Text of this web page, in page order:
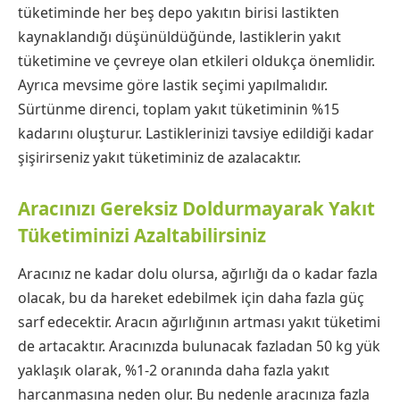
tüketiminde her beş depo yakıtın birisi lastikten
kaynaklandığı düşünüldüğünde, lastiklerin yakıt
tüketimine ve çevreye olan etkileri oldukça önemlidir.
Ayrıca mevsime göre lastik seçimi yapılmalıdır.
Sürtünme direnci, toplam yakıt tüketiminin %15
kadarını oluşturur. Lastiklerinizi tavsiye edildiği kadar
şişirirseniz yakıt tüketiminiz de azalacaktır.
Aracınızı Gereksiz Doldurmayarak Yakıt
Tüketiminizi Azaltabilirsiniz
Aracınız ne kadar dolu olursa, ağırlığı da o kadar fazla
olacak, bu da hareket edebilmek için daha fazla güç
sarf edecektir. Aracın ağırlığının artması yakıt tüketimi
de artacaktır. Aracınızda bulunacak fazladan 50 kg yük
yaklaşık olarak, %1-2 oranında daha fazla yakıt
harcanmasına neden olur. Bu nedenle aracınıza fazla